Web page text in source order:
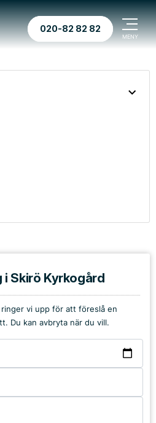
020-82 82 82
i Skirö Kyrkogård
vi upp för att föreslå en
Du kan avbryta när du vill.